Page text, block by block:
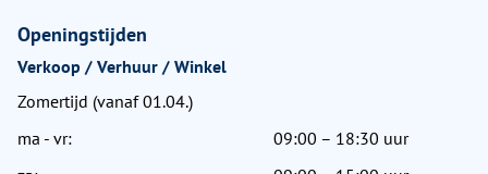
Openingstijden
Verkoop / Verhuur / Winkel
Zomertijd (vanaf 01.04.)
ma - vr:
09:00 – 18:30 uur